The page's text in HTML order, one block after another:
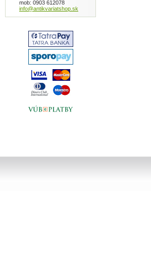
mob: 0903 612078
info@antikvariatshop.sk